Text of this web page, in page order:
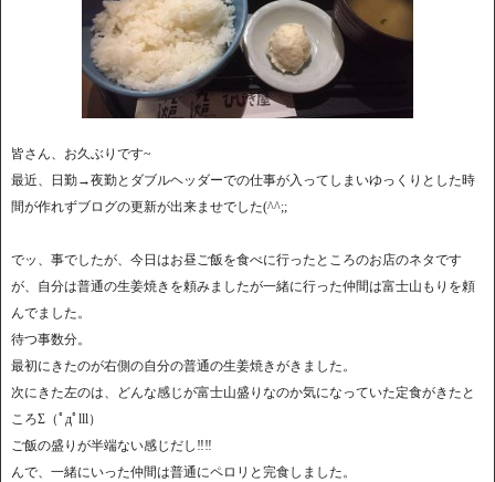
皆さん、お久ぶりです~
最近、日勤→夜勤とダブルヘッダーでの仕事が入ってしまいゆっくりとした時
間が作れずブログの更新が出来ませでした(^^;;
でッ、事でしたが、今日はお昼ご飯を食べに行ったところのお店のネタです
が、自分は普通の生姜焼きを頼みましたが一緒に行った仲間は富士山もりを頼
んでました。
待つ事数分。
最初にきたのが右側の自分の普通の生姜焼きがきました。
次にきた左のは、どんな感じが富士山盛りなのか気になっていた定食がきたと
ころΣ（ﾟдﾟlll）
ご飯の盛りが半端ない感じだし‼️‼️
んで、一緒にいった仲間は普通にペロリと完食しました。